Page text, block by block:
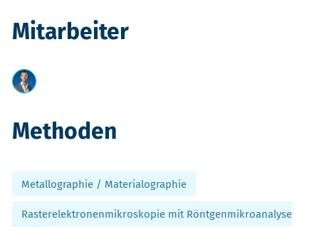
Mitarbeiter
Methoden
Metallographie / Materialographie
Rasterelektronenmikroskopie mit Röntgenmikroanalyse